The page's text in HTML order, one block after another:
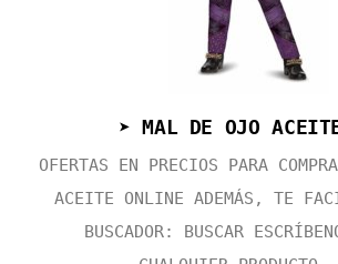
➤ MAL DE OJO
OFERTAS EN PRECIOS PARA
ACEITE ONLINE ADEMÁS, TE
BUSCADOR: BUSCAR